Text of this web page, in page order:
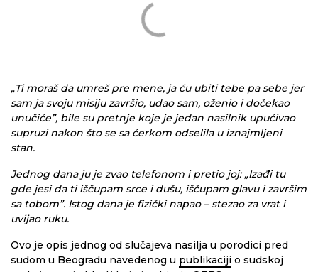
„Ti moraš da umreš pre mene, ja ću ubiti tebe pa sebe jer
sam ja svoju misiju završio, udao sam, oženio i dočekao
unučiće”, bile su pretnje koje je jedan nasilnik upućivao
supruzi nakon što se sa ćerkom odselila u iznajmljeni
stan.
Jednog dana ju je zvao telefonom i pretio joj: „Izađi tu
gde jesi da ti iščupam srce i dušu, iščupam glavu i završim
sa tobom”. Istog dana je fizički napao – stezao za vrat i
uvijao ruku.
Ovo je opis jednog od slučajeva nasilja u porodici pred
sudom u Beogradu navedenog u publikaciji o sudskoj